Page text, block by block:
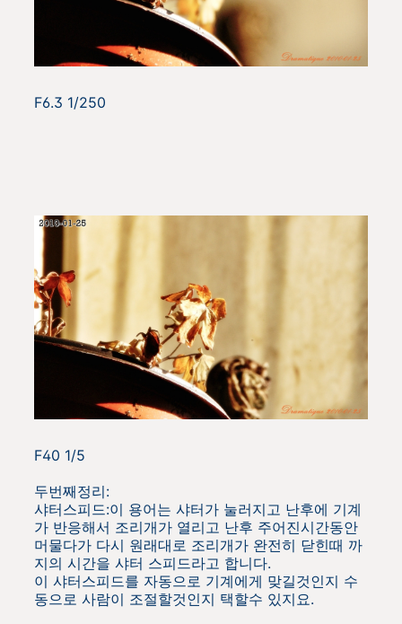
F6.3 1/250
F40 1/5
두번째정리:
샤터스피드:이 용어는 샤터가 눌러지고 난후에 기계
가 반응해서 조리개가 열리고 난후 주어진시간동안
머물다가 다시 원래대로 조리개가 완전히 닫힌때 까
지의 시간을 샤터 스피드라고 합니다.
이 샤터스피드를 자동으로 기계에게 맞길것인지 수
동으로 사람이 조절할것인지 택할수 있지요.